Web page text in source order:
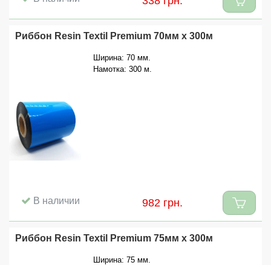
Риббон Resin Textil Premium 70мм x 300м
Ширина: 70 мм.
Намотка: 300 м.
В наличии 982 грн.
Риббон Resin Textil Premium 75мм x 300м
Ширина: 75 мм.